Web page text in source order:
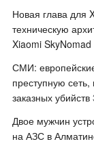
Новая глава для
техническую
Xiaomi SkyNomad
СМИ:
преступную
заказных убийств
Двое мужчин
на АЗС в